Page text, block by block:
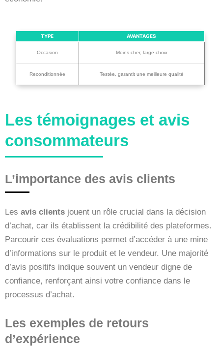
TYPE AVANTAGES
Occasion Moins cher, large choix
Reconditionnée Testée, garantit une meilleure qualité
Les témoignages et avis
consommateurs
L’importance des avis clients
Les avis clients jouent un rôle crucial dans la décision
d’achat, car ils établissent la crédibilité des plateformes.
Parcourir ces évaluations permet d’accéder à une mine
d’informations sur le produit et le vendeur. Une majorité
d’avis positifs indique souvent un vendeur digne de
confiance, renforçant ainsi votre confiance dans le
processus d’achat.
Les exemples de retours
d’expérience